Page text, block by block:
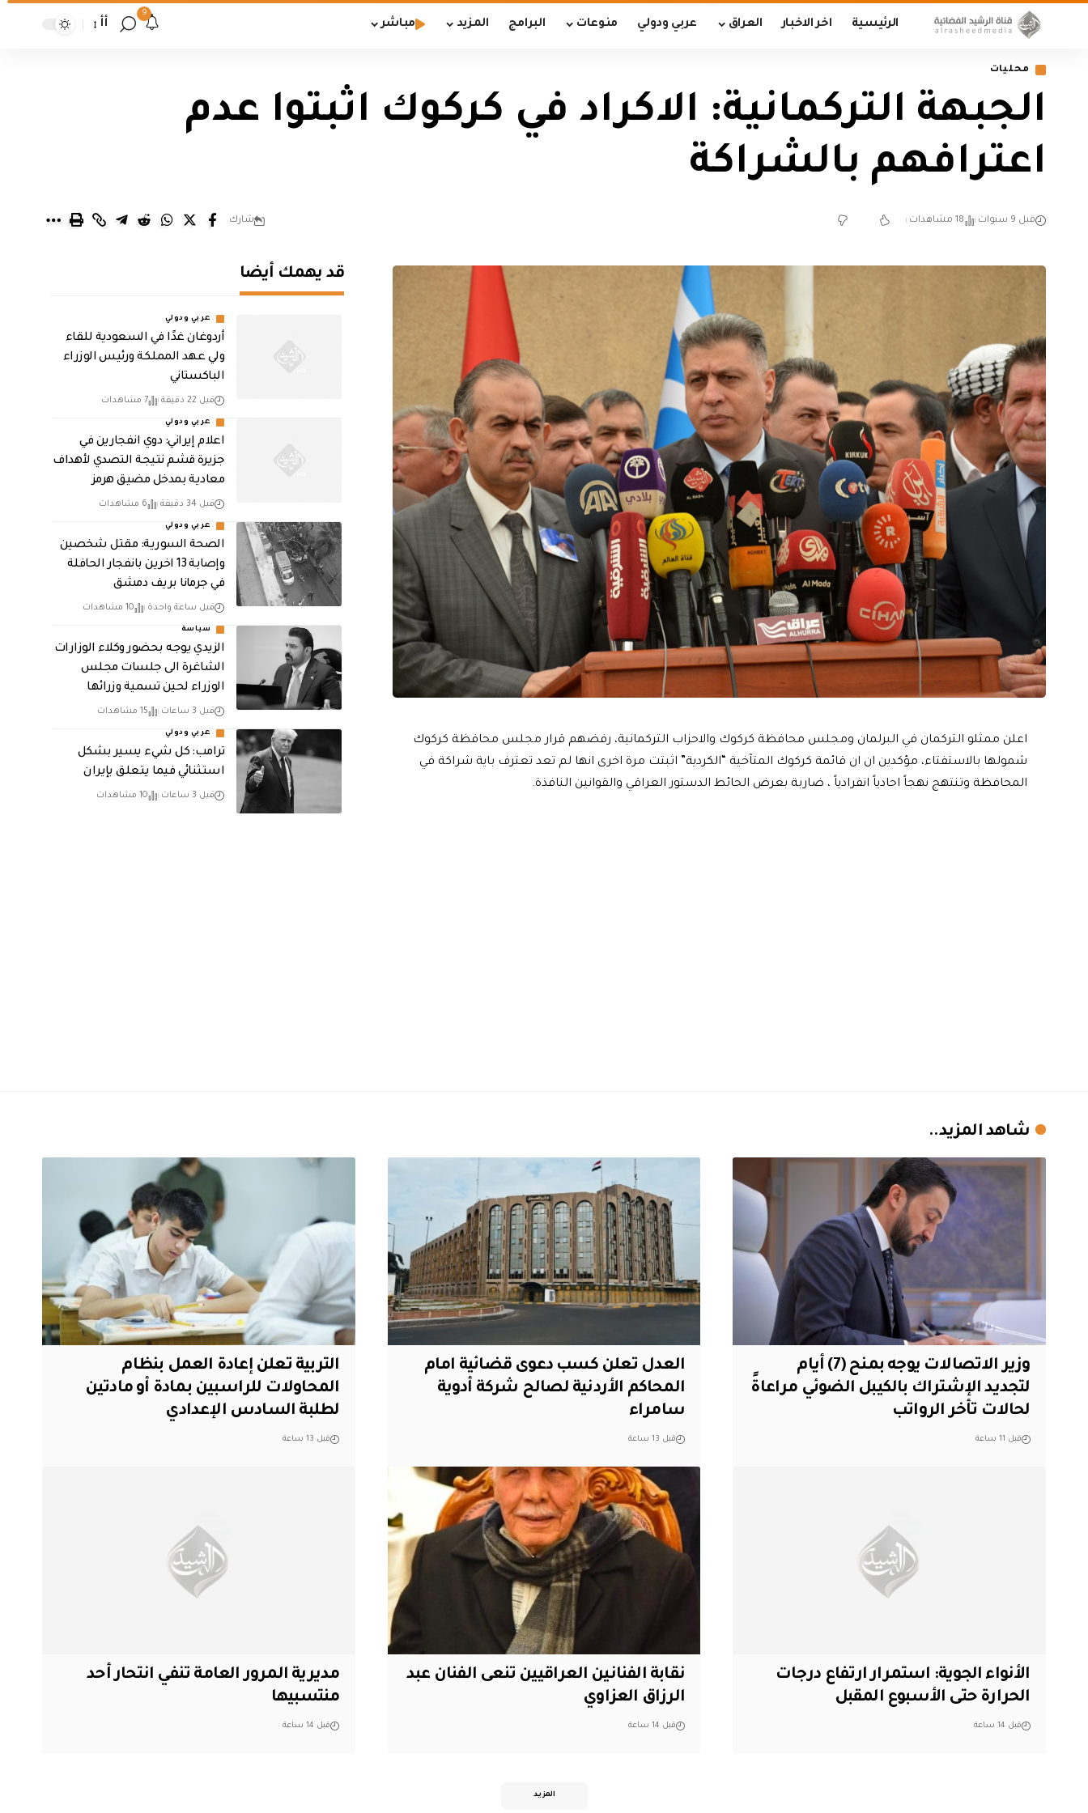
الرئيسية اخر الاخبار العراق عربي ودولي منوعات البرامج المزيد مباشر
9
أأ
محليات
الجبهة التركمانية: الاكراد في كركوك اثبتوا عدم
اعترافهم بالشراكة
قبل 9 سنوات 18 مشاهدات شارك
اعلن ممثلو التركمان في البرلمان ومجلس محافظة كركوك والاحزاب التركمانية، رفضهم قرار مجلس محافظة كركوك
شمولها بالاستفتاء، مؤكدين ان ان قائمة كركوك المتآخية “الكردية” اثبتت مرة اخرى انها لم تعد تعترف باية شراكة في
المحافظة وتنتهج نهجاً احادياً انفرادياً ، ضاربة بعرض الحائط الدستور العراقي والقوانين النافذة.
قد يهمك أيضا
عربي ودولي
أردوغان غدًا في السعودية للقاء
ولي عهد المملكة ورئيس الوزراء
الباكستاني
قبل 22 دقيقة 7 مشاهدات
عربي ودولي
اعلام إيراني: دوي انفجارين في
جزيرة قشم نتيجة التصدي لأهداف
معادية بمدخل مضيق هرمز
قبل 34 دقيقة 6 مشاهدات
عربي ودولي
الصحة السورية: مقتل شخصين
وإصابة 13 اخرين بانفجار الحافلة
في جرمانا بريف دمشق
قبل ساعة واحدة 10 مشاهدات
سياسة
الزيدي يوجه بحضور وكلاء الوزارات
الشاغرة الى جلسات مجلس
الوزراء لحين تسمية وزرائها
قبل 3 ساعات 15 مشاهدات
عربي ودولي
ترامب: كل شيء يسير بشكل
استثنائي فيما يتعلق بإيران
قبل 3 ساعات 10 مشاهدات
شاهد المزيد..
وزير الاتصالات يوجه بمنح (7) أيام
لتجديد الإشتراك بالكيبل الضوئي مراعاةً
لحالات تأخر الرواتب
قبل 11 ساعة
العدل تعلن كسب دعوى قضائية امام
المحاكم الأردنية لصالح شركة أدوية
سامراء
قبل 13 ساعة
التربية تعلن إعادة العمل بنظام
المحاولات للراسبين بمادة أو مادتين
لطلبة السادس الإعدادي
قبل 13 ساعة
الأنواء الجوية: استمرار ارتفاع درجات
الحرارة حتى الأسبوع المقبل
قبل 14 ساعة
نقابة الفنانين العراقيين تنعى الفنان عبد
الرزاق العزاوي
قبل 14 ساعة
مديرية المرور العامة تنفي انتحار أحد
منتسبيها
قبل 14 ساعة
المزيد